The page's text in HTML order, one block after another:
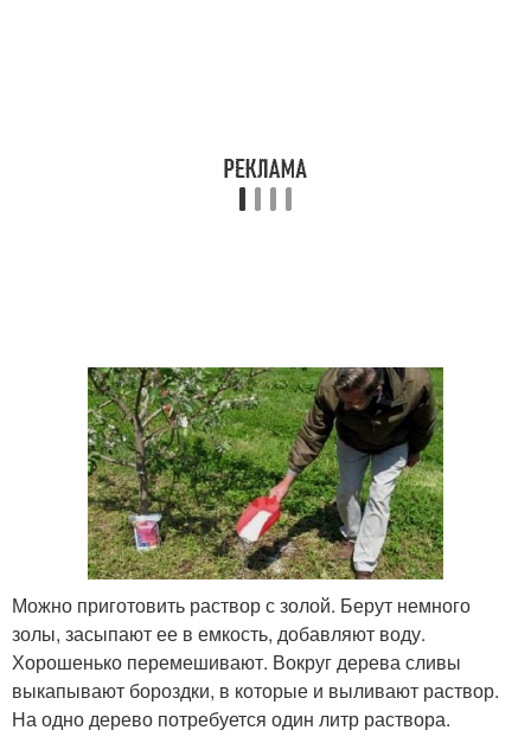
Можно приготовить раствор с золой. Берут немного
золы, засыпают ее в емкость, добавляют воду.
Хорошенько перемешивают. Вокруг дерева сливы
выкапывают бороздки, в которые и выливают раствор.
На одно дерево потребуется один литр раствора.